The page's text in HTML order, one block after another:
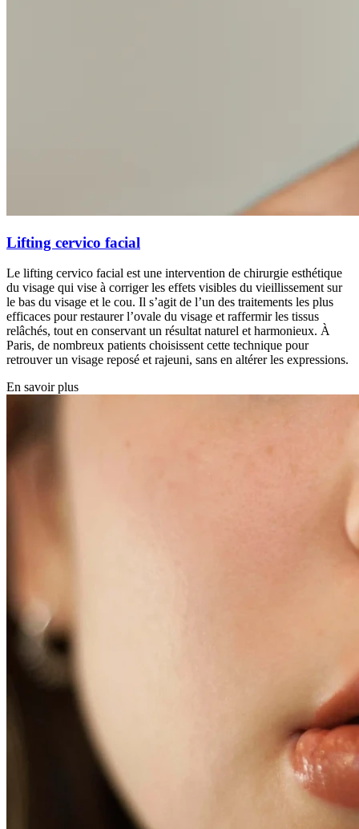
Lifting cervico facial
Le lifting cervico facial est une intervention de chirurgie esthétique
du visage qui vise à corriger les effets visibles du vieillissement sur
le bas du visage et le cou. Il s’agit de l’un des traitements les plus
efficaces pour restaurer l’ovale du visage et raffermir les tissus
relâchés, tout en conservant un résultat naturel et harmonieux. À
Paris, de nombreux patients choisissent cette technique pour
retrouver un visage reposé et rajeuni, sans en altérer les expressions.
En savoir plus